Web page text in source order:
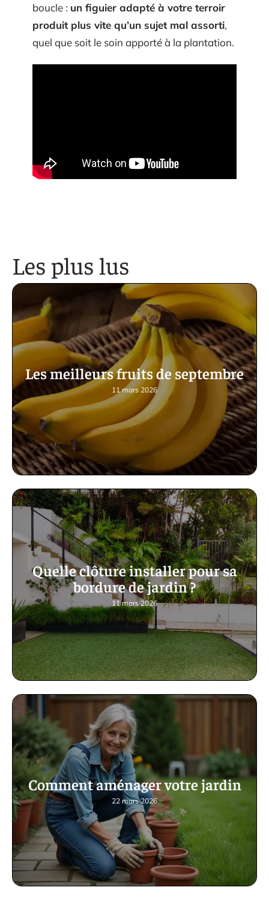
boucle : un figuier adapté à votre terroir
produit plus vite qu’un sujet mal assorti,
quel que soit le soin apporté à la plantation.
Les plus lus
Les meilleurs fruits de septembre
11 mars 2026
Quelle clôture installer pour sa
bordure de jardin ?
11 mars 2026
Comment aménager votre jardin
22 mars 2026